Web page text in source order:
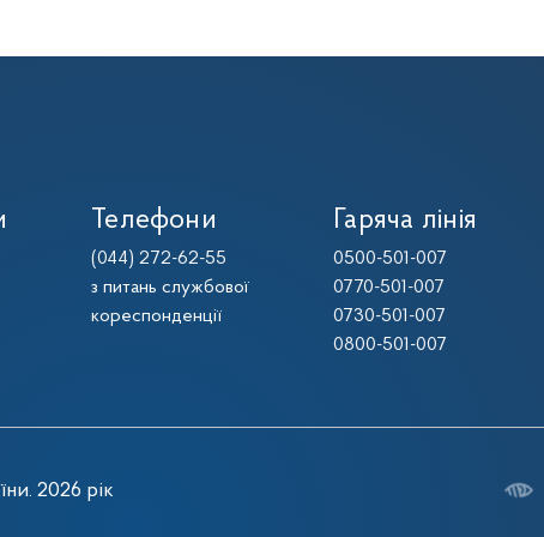
Телефони
(044) 272-62-55
з питань службової
кореспонденції
Гаряча лінія
0500-501-007
0770-501-007
0730-501-007
0800-501-007
2026 рік